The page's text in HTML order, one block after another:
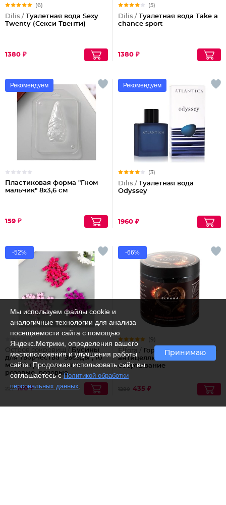
(6)
Dilis / Туалетная вода Sexy
Twenty (Секси Твенти)
1380 ₽
(5)
Dilis / Туалетная вода Take a
chance sport
1380 ₽
Рекомендуем
Пластиковая форма "Гном
мальчик" 8х3,6 см
159 ₽
Рекомендуем
(3)
Dilis / Туалетная вода
Odyssey
1960 ₽
-52%
Остров сокровищ / Бусины
для творчества "Звезды", 10
мм, 30 грамм, светло-
розовые, розовые,
227 108 ₽
-66%
(9)
Elfora / Горячее шоколадное
антицеллюлитное
обертывание
435 ₽
Мы используем файлы cookie и
аналогичные технологии для анализа
посещаемости сайта с помощью
Яндекс.Метрики, определения вашего
местоположения и улучшения работы
сайта. Продолжая использовать сайт, вы
соглашаетесь сПолитикой обработки
персональных данных
Принимаю